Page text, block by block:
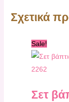
Σχετικά
Sale!
Σετ